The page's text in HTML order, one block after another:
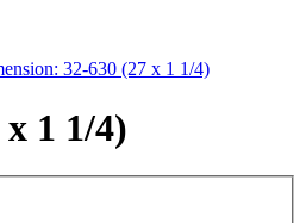
32-630 (27 x 1 1/4)
1 1/4)